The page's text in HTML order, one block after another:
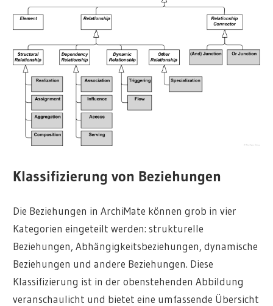
Klassifizierung von Beziehungen
Die Beziehungen in ArchiMate können grob in vier
Kategorien eingeteilt werden: strukturelle
Beziehungen, Abhängigkeitsbeziehungen, dynamische
Beziehungen und andere Beziehungen. Diese
Klassifizierung ist in der obenstehenden Abbildung
veranschaulicht und bietet eine umfassende Übersicht